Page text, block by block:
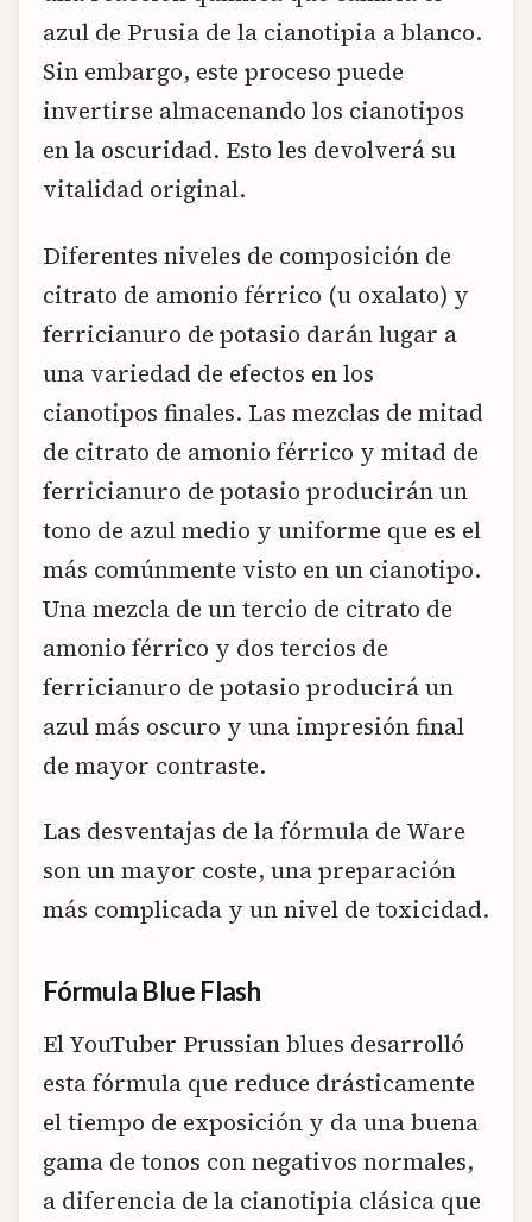
azul de Prusia de la cianotipia a blanco.
Sin embargo, este proceso puede
invertirse almacenando los cianotipos
en la oscuridad. Esto les devolverá su
vitalidad original.
Diferentes niveles de composición de
citrato de amonio férrico (u oxalato) y
ferricianuro de potasio darán lugar a
una variedad de efectos en los
cianotipos finales. Las mezclas de mitad
de citrato de amonio férrico y mitad de
ferricianuro de potasio producirán un
tono de azul medio y uniforme que es el
más comúnmente visto en un cianotipo.
Una mezcla de un tercio de citrato de
amonio férrico y dos tercios de
ferricianuro de potasio producirá un
azul más oscuro y una impresión final
de mayor contraste.
Las desventajas de la fórmula de Ware
son un mayor coste, una preparación
más complicada y un nivel de toxicidad.
Fórmula Blue Flash
El YouTuber Prussian blues desarrolló
esta fórmula que reduce drásticamente
el tiempo de exposición y da una buena
gama de tonos con negativos normales,
a diferencia de la cianotipia clásica que